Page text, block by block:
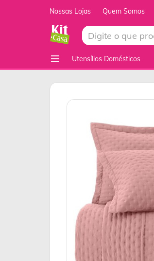
Nossas Lojas Quem Somos
Utensílios Domésticos